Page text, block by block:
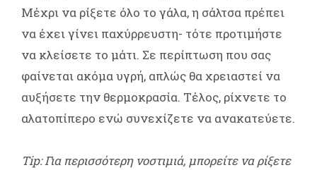
Μέχρι να ρίξετε όλο το γάλα, η σάλτσα πρέπει
να έχει γίνει παχύρρευστη- τότε προτιμήστε
να κλείσετε το μάτι. Σε περίπτωση που σας
φαίνεται ακόμα υγρή, απλώς θα χρειαστεί να
αυξήσετε την θερμοκρασία. Τέλος, ρίχνετε το
αλατοπίπερο ενώ συνεχίζετε να ανακατεύετε.
Tip: Για περισσότερη νοστιμιά, μπορείτε να ρίξετε